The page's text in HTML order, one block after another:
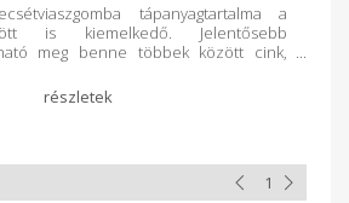
tápanyagtartalma a
is kiemelkedő. Jelentősebb
meg benne többek között cink,
C-vitaminban, D-vitaminban és
fontos alkotóeleme a
kor. Ezeken kívül tartalmaz
valamint májvédő triterpéneket, a